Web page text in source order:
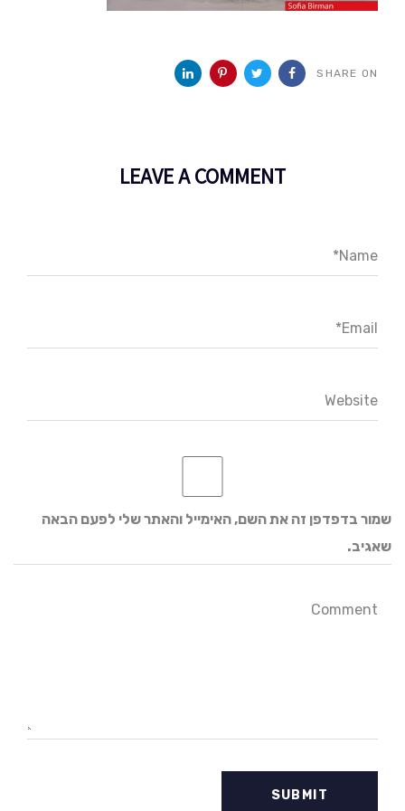
SHARE ON
LEAVE A COMMENT
Name*
Email*
Website
שמור בדפדפן זה את השם, האימייל והאתר שלי לפעם הבאה
שאגיב.
Comment